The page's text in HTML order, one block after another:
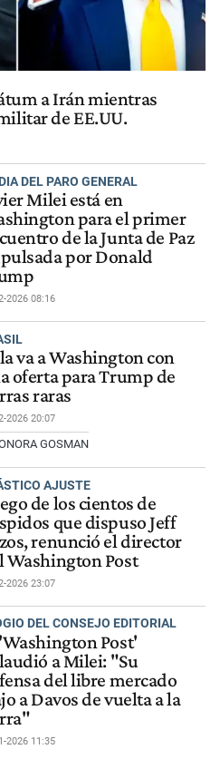
a Irán mientras
de EE.UU.
DEL PARO GENERAL
Milei está en
para el primer
de la Junta de Paz
por Donald
2026 08:16
va a Washington con
oferta para Trump de
raras
2026 20:07
GOSMAN
AJUSTE
de los cientos de
que dispuso Jeff
renunció el director
Washington Post
2026 23:07
DEL CONSEJO EDITORIAL
Post'
a Milei: "Su
del libre mercado
a Davos de vuelta a la
2026 11:35